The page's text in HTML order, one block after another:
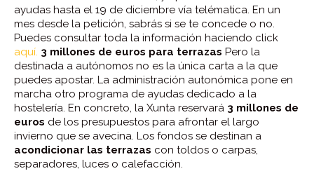
ayudas hasta el 19 de diciembre vía telématica. En un
mes desde la petición, sabrás si se te concede o no.
Puedes consultar toda la información haciendo click
aquí. 3 millones de euros para terrazas Pero la
destinada a autónomos no es la única carta a la que
puedes apostar. La administración autonómica pone en
marcha otro programa de ayudas dedicado a la
hostelería. En concreto, la Xunta reservará 3 millones de
euros de los presupuestos para afrontar el largo
invierno que se avecina. Los fondos se destinan a
acondicionar las terrazas con toldos o carpas,
separadores, luces o calefacción.